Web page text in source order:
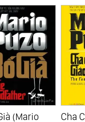
Giáo Đất